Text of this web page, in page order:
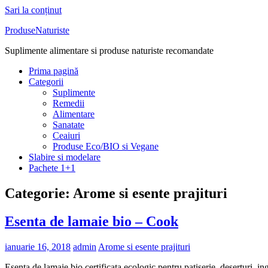
Sari la conținut
ProduseNaturiste
Suplimente alimentare si produse naturiste recomandate
Prima pagină
Categorii
Suplimente
Remedii
Alimentare
Sanatate
Ceaiuri
Produse Eco/BIO si Vegane
Slabire si modelare
Pachete 1+1
Categorie: Arome si esente prajituri
Esenta de lamaie bio – Cook
ianuarie 16, 2018 admin Arome si esente prajituri